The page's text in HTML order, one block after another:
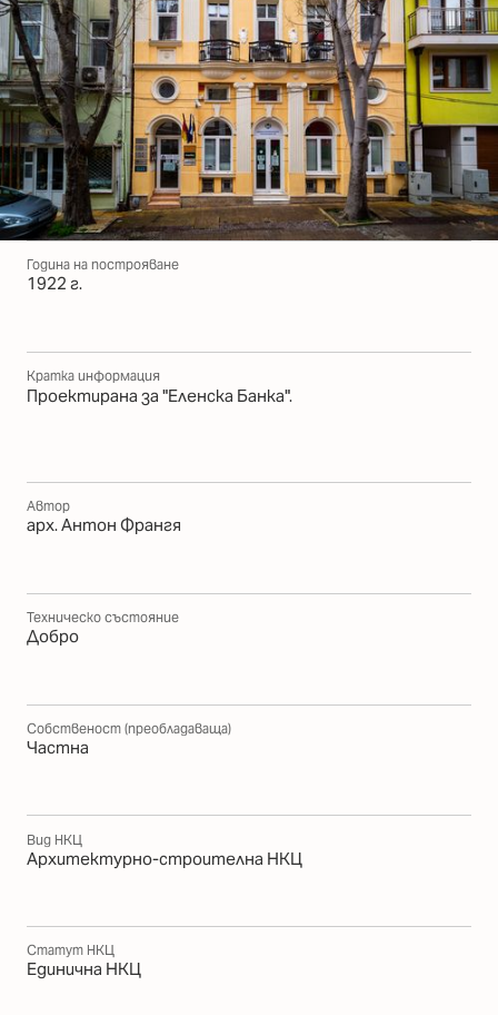
Година на построяване
1922 г.
Кратка информация
Проектирана за "Еленска Банка".
Автор
арх. Антон Франгя
Техническо състояние
Добро
Собственост (преобладаваща)
Частна
Вид НКЦ
Архитектурно-строителна НКЦ
Статут НКЦ
Единична НКЦ